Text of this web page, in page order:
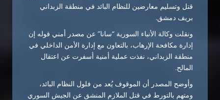
قتل وتسليم معارضين للنظام البائد في منطقة الزبداني
بريف دمشق.
ونقلت وكالة الأنباء السورية “سانا” عن مصدر أمني قوله إن
إدارة مكافحة الإرهاب، بالتعاون مع إدارة الأمن الداخلي في
منطقة الزبداني، نفذت عملية أمنية أسفرت عن اعتقال
المالح.
وأوضح المصدر أن الموقوف يُعد من فلول النظام البائد،
ومتهم بالتورط في قتل الملازم المنشق عن الجيش السوري